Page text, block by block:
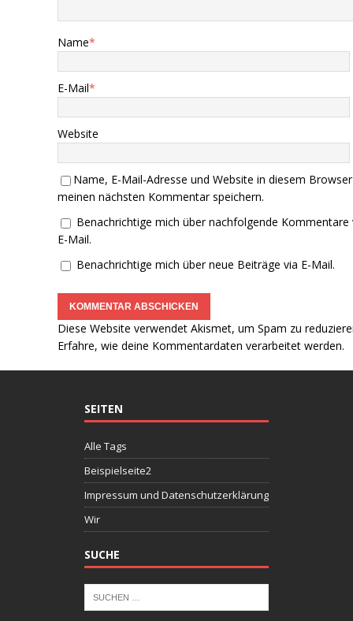
Name*
E-Mail*
Website
Name, E-Mail-Adresse und Website in diesem
meinen nächsten Kommentar speichern.
Benachrichtige mich über nachfolgende Kommentare
E-Mail.
Benachrichtige mich über neue Beiträge via E-Mail.
Diese Website verwendet Akismet, um Spam zu
Erfahre, wie deine Kommentardaten verarbeitet werden.
SEITEN
Alle Tags
Beispielseite2
Impressum und Datenschutzerklärung
Wir
SUCHE